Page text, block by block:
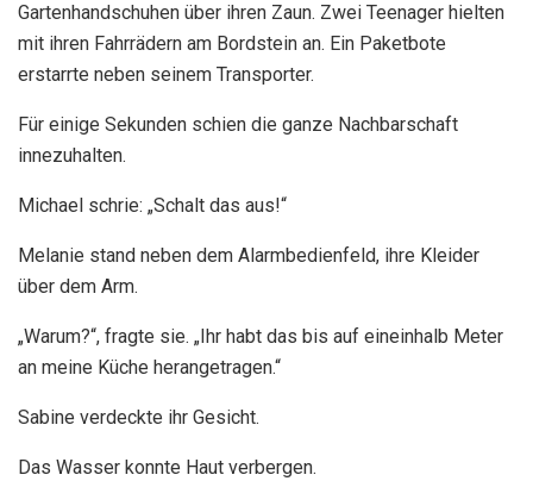
Gartenhandschuhen über ihren Zaun. Zwei Teenager hielten
mit ihren Fahrrädern am Bordstein an. Ein Paketbote
erstarrte neben seinem Transporter.
Für einige Sekunden schien die ganze Nachbarschaft
innezuhalten.
Michael schrie: „Schalt das aus!“
Melanie stand neben dem Alarmbedienfeld, ihre Kleider
über dem Arm.
„Warum?“, fragte sie. „Ihr habt das bis auf eineinhalb Meter
an meine Küche herangetragen.“
Sabine verdeckte ihr Gesicht.
Das Wasser konnte Haut verbergen.